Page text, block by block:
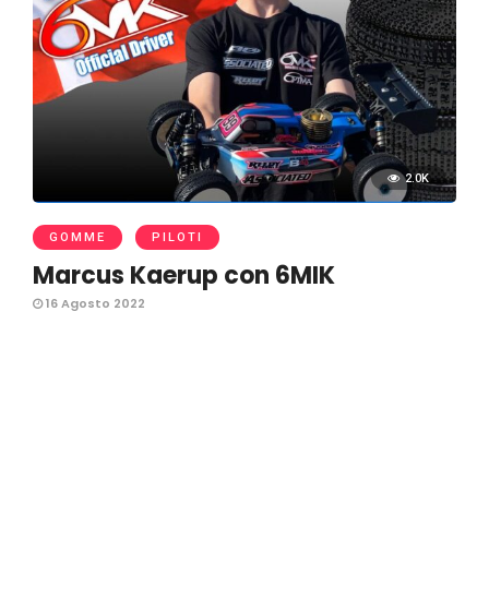
2.0K
GOMME PILOTI
Marcus Kaerup con 6MIK
16 Agosto 2022